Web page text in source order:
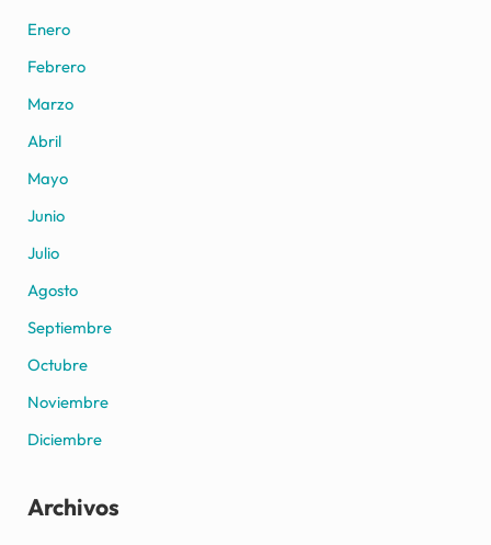
Enero
Febrero
Marzo
Abril
Mayo
Junio
Julio
Agosto
Septiembre
Octubre
Noviembre
Diciembre
Archivos